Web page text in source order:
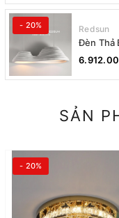
- 20% Redsun
Đèn Thả
Cách
SẢN
- 20%